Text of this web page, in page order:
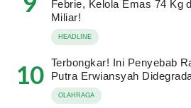
Febrie, Kelola Emas 74 Kg
Miliar!
HEADLINE
10 Terbongkar! Ini Penyebab
Putra Erwiansyah
OLAHRAGA